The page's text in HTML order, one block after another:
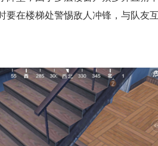
在楼梯处警惕敌人冲锋，与队友